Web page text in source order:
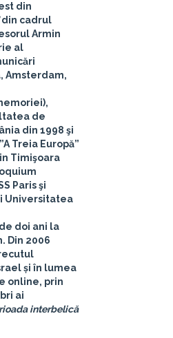
din
din cadrul
Armin
al
Amsterdam,
de
din 1998 şi
Treia Europă”
Timişoara
Paris şi
Universitatea
doi ani la
Din 2006
și în lumea
online, prin
ai
interbelică